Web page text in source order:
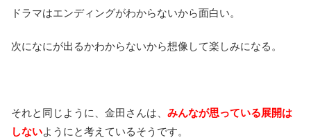
ドラマはエンディングがわからないから面白い。
次になにが出るかわからないから想像して楽しみになる。
それと同じように、金田さんは、 みんなが思っている展開は
しないようにと考えているそうです。